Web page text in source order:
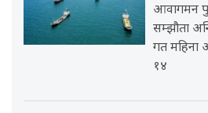
आवागमन
सम्झौता
गत महिना
१४